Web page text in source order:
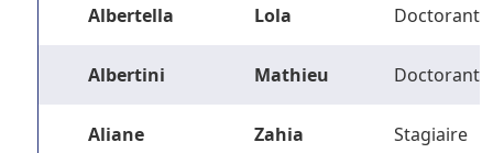
Albertella Lola Doctorant
Albertini Mathieu Doctorant
Aliane Zahia Stagiaire